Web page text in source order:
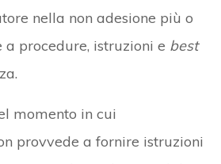
nella non adesione più o
a procedure, istruzioni e best
momento in cui
provvede a fornire istruzioni